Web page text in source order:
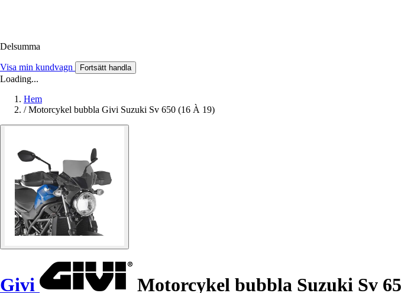
Delsumma
Visa min kundvagn Fortsätt handla
Loading...
Hem
/ Motorcykel bubbla Givi Suzuki Sv 650 (16 À 19)
Givi Motorcykel bubbla Suzuki Sv